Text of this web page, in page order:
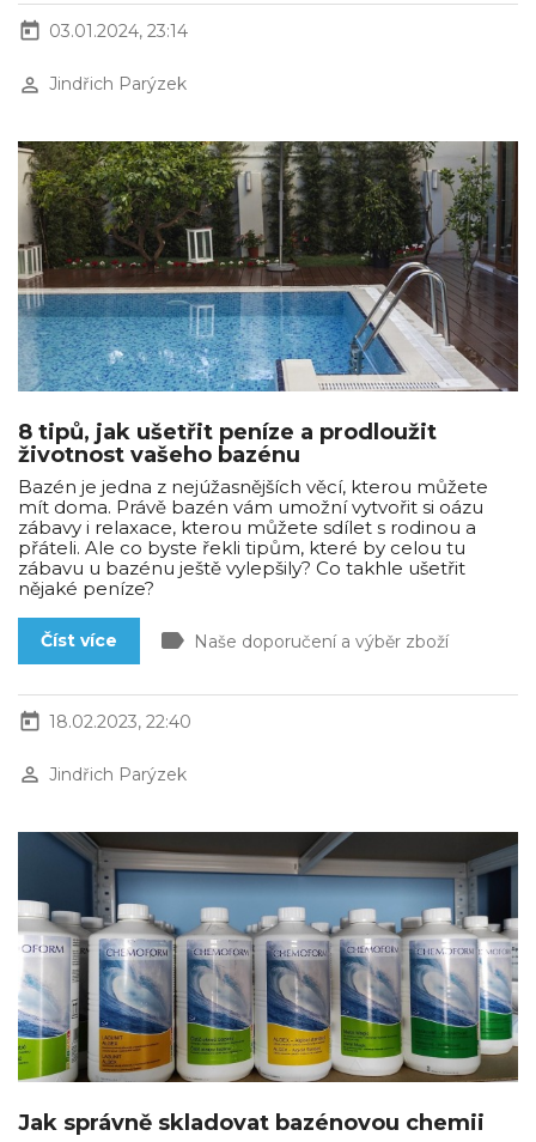
today 03.01.2024, 23:14
perm_identity Jindřich Parýzek
8 tipů, jak ušetřit peníze a prodloužit
životnost vašeho bazénu
Bazén je jedna z nejúžasnějších věcí, kterou můžete
mít doma. Právě bazén vám umožní vytvořit si oázu
zábavy i relaxace, kterou můžete sdílet s rodinou a
přáteli. Ale co byste řekli tipům, které by celou tu
zábavu u bazénu ještě vylepšily? Co takhle ušetřit
nějaké peníze?
Číst více label Naše doporučení a výběr zboží
today 18.02.2023, 22:40
perm_identity Jindřich Parýzek
Jak správně skladovat bazénovou chemii